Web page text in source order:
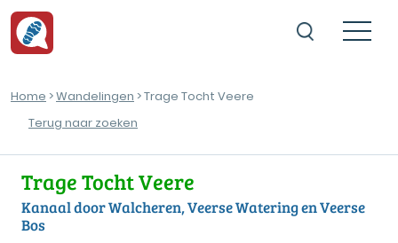
Home >Wandelingen > Trage Tocht Veere
Terug naar zoeken
Trage Tocht Veere
Kanaal door Walcheren, Veerse Watering en Veerse
Bos